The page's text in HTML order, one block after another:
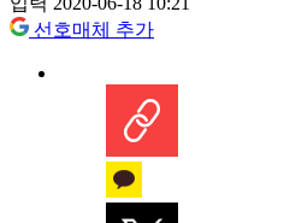
선호매체 추가